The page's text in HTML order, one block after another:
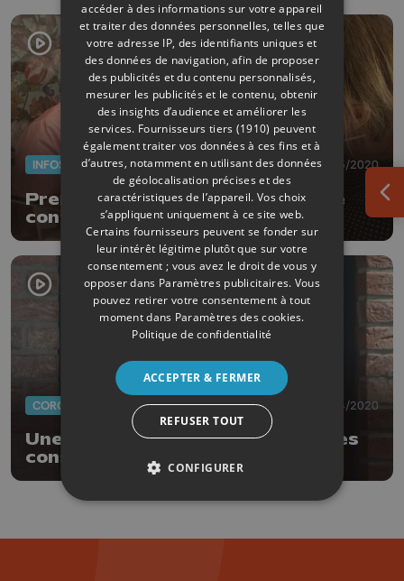
INFOS 20/05/2020
Prendre enfin soin de soi après le
confinement
28/04/2020
Une unité mobile médicale pour les
consultations Covid
accéder à des informations sur votre appareil
et traiter des données personnelles, telles que
votre adresse IP, des identifiants uniques et
des données de navigation, afin de proposer
des publicités et du contenu personnalisés,
mesurer les publicités et le contenu, obtenir
des insights d’audience et améliorer les
services. Fournisseurs tiers (1910) peuvent
également traiter vos données à ces fins et à
d’autres, notamment en utilisant des données
de géolocalisation précises et des
caractéristiques de l’appareil. Vos choix
s’appliquent uniquement à ce site web.
Certains fournisseurs peuvent se fonder sur
leur intérêt légitime plutôt que sur votre
consentement ; vous avez le droit de vous y
opposer dans Paramètres publicitaires. Vous
pouvez retirer votre consentement à tout
moment dans Paramètres des cookies.
Politique de confidentialité
ACCEPTER & FERMER
REFUSER TOUT
CONFIGURER